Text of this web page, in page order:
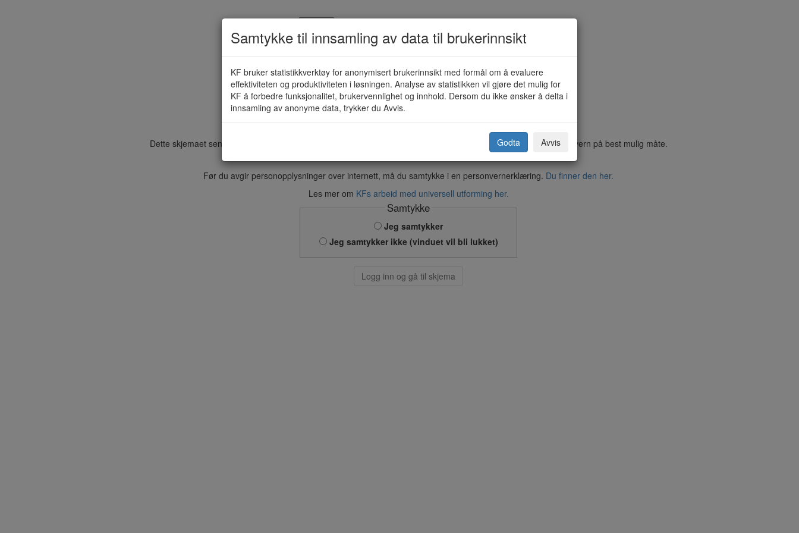
Innmelding skole (KF-455)
Dette skjemaet sendes elektronisk direkte til kommunen. Vi er opptatt av at våre løsninger skal ivareta ditt personvern på best mulig måte.
Før du avgir personopplysninger over internett, må du samtykke i en personvernerklæring. Du finner den her.
Les mer om KFs arbeid med universell utforming her.
Samtykke
Jeg samtykker
Jeg samtykker ikke (vinduet vil bli lukket)
Logg inn og gå til skjema
Samtykke til innsamling av data til brukerinnsikt
KF bruker statistikkverktøy for anonymisert brukerinnsikt med formål om å evaluere
effektiviteten og produktiviteten i løsningen. Analyse av statistikken vil gjøre det mulig for
KF å forbedre funksjonalitet, brukervennlighet og innhold. Dersom du ikke ønsker å delta i
innsamling av anonyme data, trykker du Avvis.
Godta Avvis